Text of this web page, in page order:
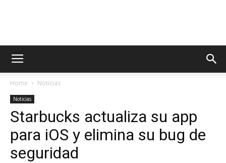
AppsTonic
Home Noticias
Noticias
Starbucks actualiza su app
para iOS y elimina su bug de
seguridad